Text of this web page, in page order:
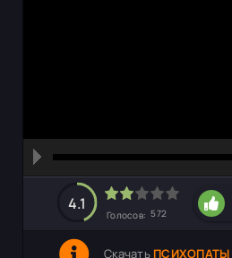
4.1
Голосов: 572
Скачать ПСИХОПАТЫ